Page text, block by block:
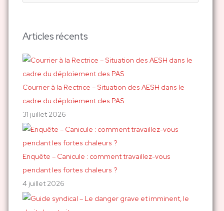
e
h
r
c
h
e
r
:
Articles récents
Courrier à la Rectrice – Situation des AESH dans le
cadre du déploiement des PAS
31 juillet 2026
Enquête – Canicule : comment travaillez-vous
pendant les fortes chaleurs ?
4 juillet 2026